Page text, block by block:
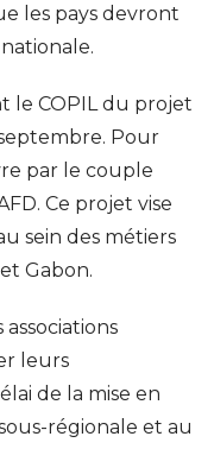
les pays devront
le COPIL du projet
Pour
par le couple
Ce projet vise
sein des métiers
Gabon.
leurs
de la mise en
régionale et au